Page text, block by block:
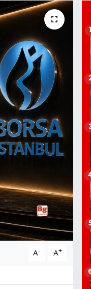
A- A+
1